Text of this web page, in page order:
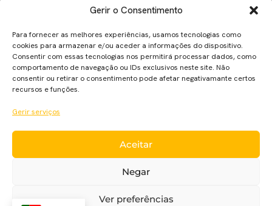
Gerir o Consentimento
Para fornecer as melhores experiências, usamos tecnologias como
cookies para armazenar e/ou aceder a informações do dispositivo.
Consentir com essas tecnologias nos permitirá processar dados, como
comportamento de navegação ou IDs exclusivos neste site. Não
consentir ou retirar o consentimento pode afetar negativamante certos
recursos e funções.
Gerir serviços
Aceitar
Negar
Ver preferências
Depois de alguns rumores que colocavam diversos possíveis
atores a interpretar o mutante Cable em “Deadpool 2”,
parece que desta vez Michael Shannon poderá ser a escolha
Shannon é agora a primeira escolha da 20th Century Fox,